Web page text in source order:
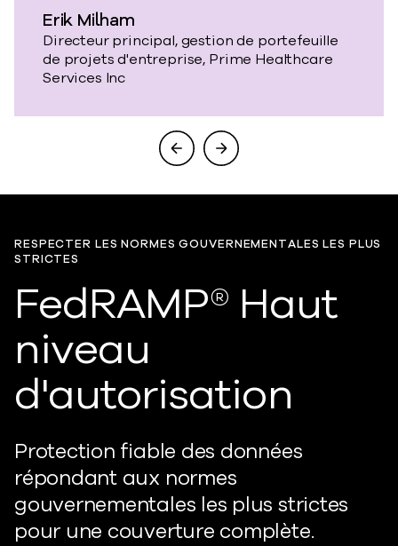
Erik Milham
Directeur principal, gestion de portefeuille
de projets d'entreprise, Prime Healthcare
Services Inc
RESPECTER LES NORMES GOUVERNEMENTALES LES PLUS
STRICTES
FedRAMP® Haut
niveau
d'autorisation
Protection fiable des données
répondant aux normes
gouvernementales les plus strictes
pour une couverture complète.